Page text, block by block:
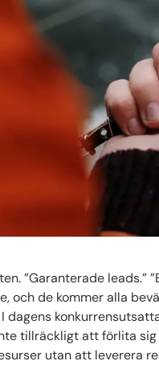
”Garanterade leads.”
och de kommer alla
dagens
tillräckligt att förlita
utan att leverera